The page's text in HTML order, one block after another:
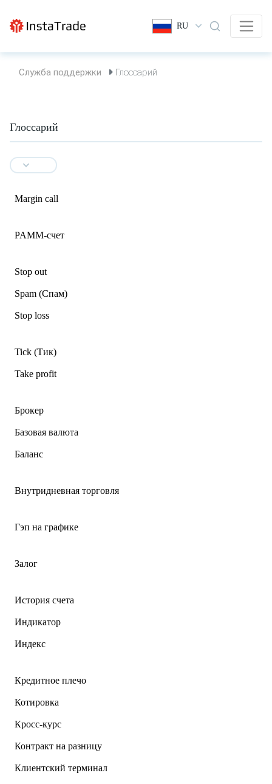
RU
Служба поддержки Глоссарий
Глоссарий
Margin call
PAMM-счет
Stop out
Spam (Спам)
Stop loss
Tick (Тик)
Take profit
Брокер
Базовая валюта
Баланс
Внутридневная торговля
Гэп на графике
Залог
История счета
Индикатор
Индекс
Кредитное плечо
Котировка
Кросс-курс
Контракт на разницу
Клиентский терминал